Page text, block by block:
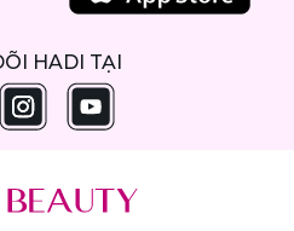
HADI TẠI